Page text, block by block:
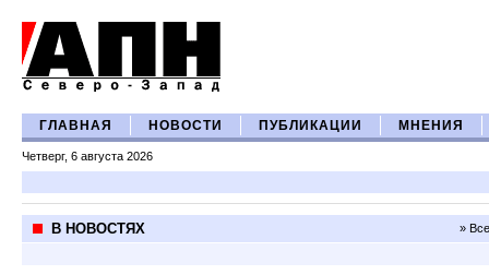
ГЛАВНАЯ НОВОСТИ ПУБЛИКАЦИИ МНЕНИЯ
Четверг, 6 августа 2026
В НОВОСТЯХ »